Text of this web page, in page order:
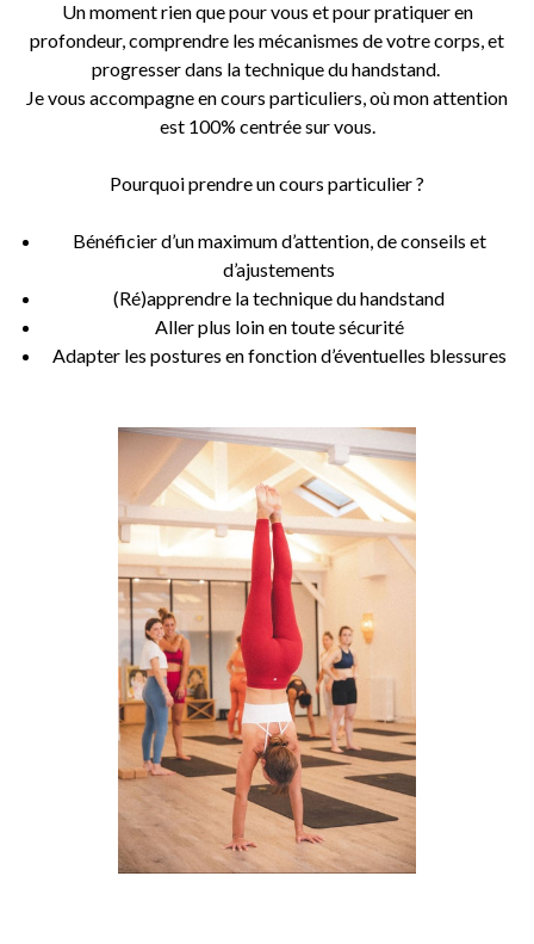
Un moment rien que pour vous et pour pratiquer en
profondeur, comprendre les mécanismes de votre corps, et
progresser dans la technique du handstand.
Je vous accompagne en cours particuliers, où mon attention
est 100% centrée sur vous.
Pourquoi prendre un cours particulier ?
Bénéficier d’un maximum d’attention, de conseils et
d’ajustements
(Ré)apprendre la technique du handstand
Aller plus loin en toute sécurité
Adapter les postures en fonction d’éventuelles blessures